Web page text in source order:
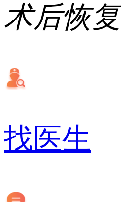
术后恢复
找医生